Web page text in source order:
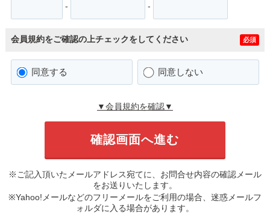
- -
会員規約をご確認の上チェックをしてください 必須
同意する 同意しない
▼会員規約を確認▼
※ご記入頂いたメールアドレス宛てに、お問合せ内容の確認メール
をお送りいたします。
※Yahoo!メールなどのフリーメールをご利用の場合、迷惑メールフ
ォルダに入る場合があります。